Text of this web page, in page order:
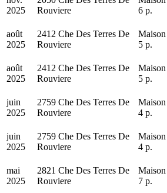
2025
Rouviere
6 p.
août
2025
2412 Che Des Terres De
Rouviere
Maison
5 p.
août
2025
2412 Che Des Terres De
Rouviere
Maison
5 p.
juin
2025
2759 Che Des Terres De
Rouviere
Maison
4 p.
juin
2025
2759 Che Des Terres De
Rouviere
Maison
4 p.
mai
2025
2821 Che Des Terres De
Rouviere
Maison
7 p.